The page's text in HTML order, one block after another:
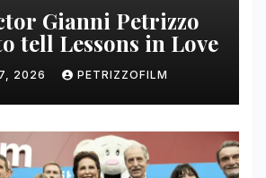
Gianni Petrizzo
tell Lessons in Love
2026 PETRIZZOFILM